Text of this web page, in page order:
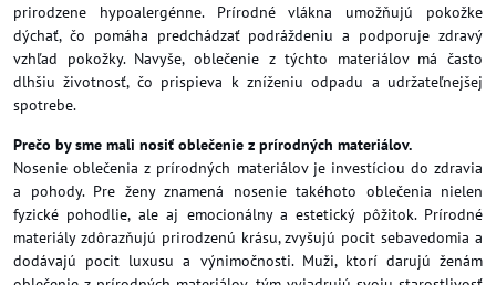
prirodzene hypoalergénne. Prírodné vlákna umožňujú pokožke
dýchať, čo pomáha predchádzať podráždeniu a podporuje zdravý
vzhľad pokožky. Navyše, oblečenie z týchto materiálov má často
dlhšiu životnosť, čo prispieva k zníženiu odpadu a udržateľnejšej
spotrebe.
Prečo by sme mali nosiť oblečenie z prírodných materiálov.
Nosenie oblečenia z prírodných materiálov je investíciou do zdravia
a pohody. Pre ženy znamená nosenie takéhoto oblečenia nielen
fyzické pohodlie, ale aj emocionálny a estetický pôžitok. Prírodné
materiály zdôrazňujú prirodzenú krásu, zvyšujú pocit sebavedomia a
dodávajú pocit luxusu a výnimočnosti. Muži, ktorí darujú ženám